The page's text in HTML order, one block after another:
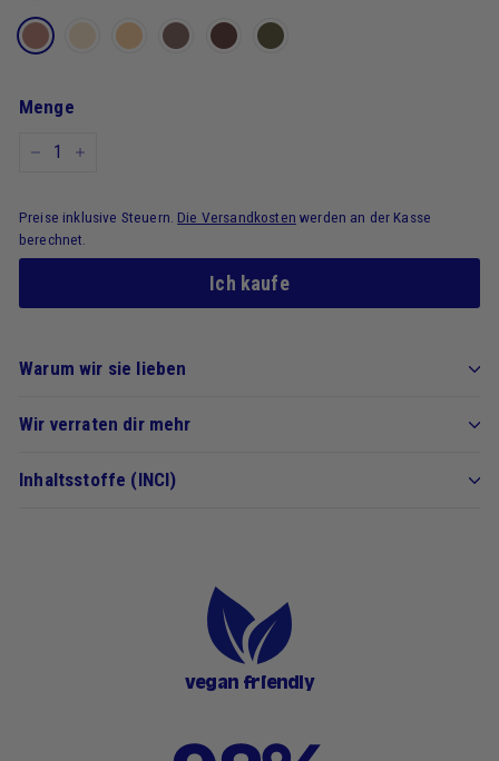
Menge
Preise inklusive Steuern. Die Versandkosten werden an der Kasse
berechnet.
Ich kaufe
Warum wir sie lieben
Wir verraten dir mehr
Inhaltsstoffe (INCI)
vegan friendly